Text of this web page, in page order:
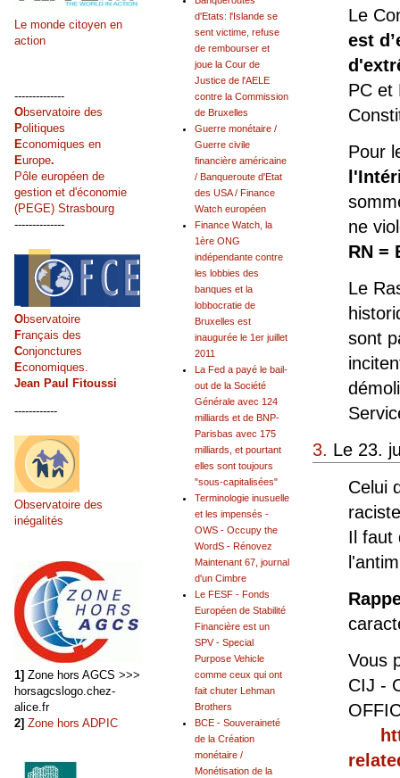
Le
est
PC et
Pour
ne
RN =
Le
sont
3. Le 23.
Celui
Il faut
Vous
CIJ -
d'Etats: l'Islande se
sent victime, refuse
de rembourser et
joue la Cour de
Justice de l'AELE
contre la Commission
de Bruxelles
Guerre monétaire /
Guerre civile
financière américaine
/ Banqueroute d'Etat
des USA / Finance
Watch européen
Finance Watch, la
1ère ONG
indépendante contre
les lobbies des
banques et la
lobbocratie de
Bruxelles est
inaugurée le 1er juillet
2011
La Fed a payé le bail-
out de la Société
Générale avec 124
milliards et de BNP-
Parisbas avec 175
milliards, et pourtant
elles sont toujours
"sous-capitalisées"
Terminologie inusuelle
et les impensés -
OWS - Occupy the
WordS - Rénovez
Maintenant 67, journal
d'un Cimbre
Le FESF - Fonds
Européen de Stabilité
Financière est un
SPV - Special
Purpose Vehicle
comme ceux qui ont
fait chuter Lehman
Brothers
BCE - Souveraineté
de la Création
monétaire /
Monétisation de la
Le monde citoyen en
action
--------------
Observatoire des
Politiques
Economiques en
Europe.
Pôle européen de
gestion et d'économie
(PEGE) Strasbourg
--------------
Observatoire
Français des
Conjonctures
Economiques.
Jean Paul Fitoussi
------------
Observatoire des
inégalités
1] Zone hors AGCS >>>
horsagcslogo.chez-
alice.fr
2] Zone hors ADPIC